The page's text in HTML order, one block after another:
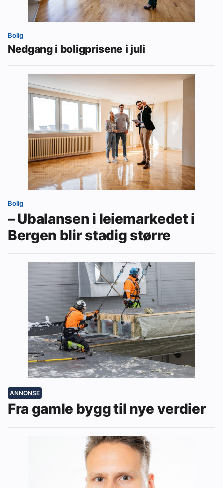
Bolig
Nedgang i boligprisene i juli
Bolig
– Ubalansen i leiemarkedet i
Bergen blir stadig større
ANNONSE
Fra gamle bygg til nye verdier